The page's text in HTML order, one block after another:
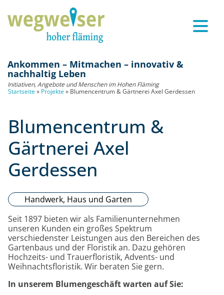
Ankommen – Mitmachen – innovativ &
nachhaltig Leben
Initiativen, Angebote und Menschen im Hohen Fläming
Startseite » Projekte » Blumencentrum & Gärtnerei Axel Gerdessen
Blumencentrum &
Gärtnerei Axel
Gerdessen
Handwerk, Haus und Garten
Seit 1897 bieten wir als Familienunternehmen
unseren Kunden ein großes Spektrum
verschiedenster Leistungen aus den Bereichen des
Gartenbaus und der Floristik an. Dazu gehören
Hochzeits- und Trauerfloristik, Advents- und
Weihnachtsfloristik. Wir beraten Sie gern.
In unserem Blumengeschäft warten auf Sie: